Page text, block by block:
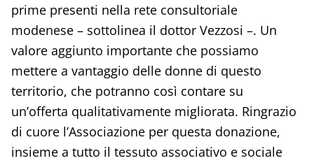
prime presenti nella rete consultoriale
modenese – sottolinea il dottor Vezzosi –. Un
valore aggiunto importante che possiamo
mettere a vantaggio delle donne di questo
territorio, che potranno così contare su
un’offerta qualitativamente migliorata. Ringrazio
di cuore l’Associazione per questa donazione,
insieme a tutto il tessuto associativo e sociale